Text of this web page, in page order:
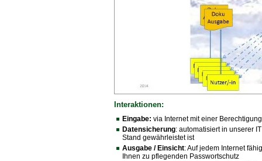
Interaktionen:
Eingabe: via Internet mit einer
Datensicherung: automatisiert in unserer
Stand gewährleistet ist
Ausgabe / Einsicht: Auf jedem Internet
Ihnen zu pflegenden Passwortschutz